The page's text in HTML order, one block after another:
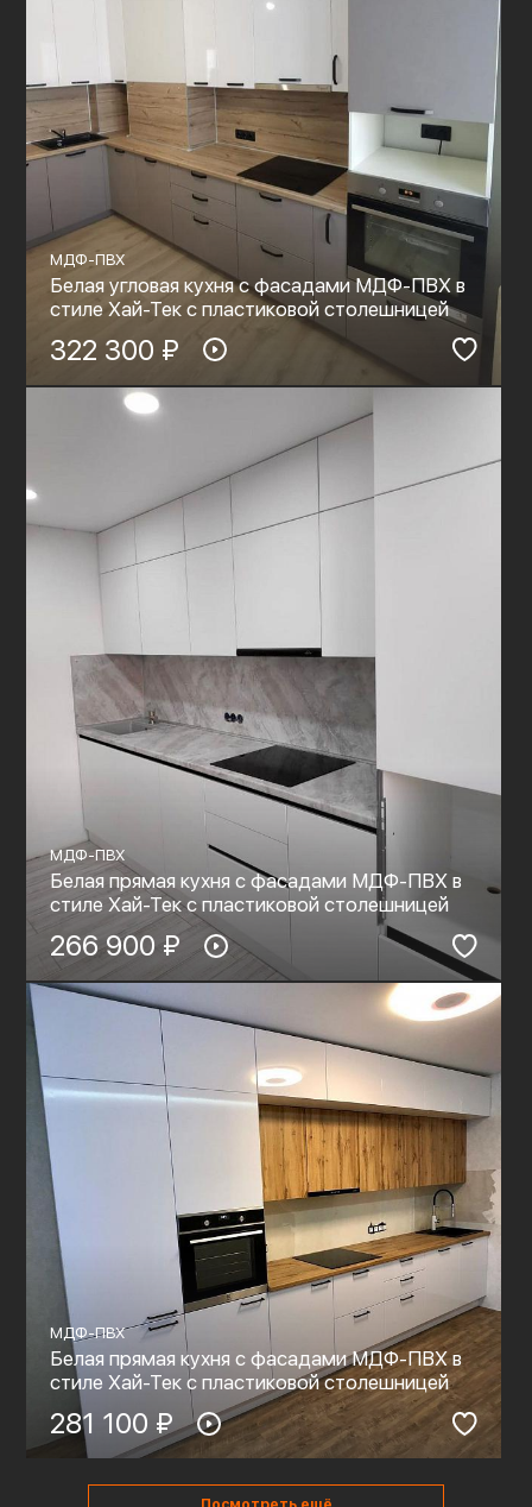
МДФ-ПВХ
Белая угловая кухня с фасадами МДФ-ПВХ в
стиле Хай-Тек с пластиковой столешницей
322 300 ₽
МДФ-ПВХ
Белая прямая кухня с фасадами МДФ-ПВХ в
стиле Хай-Тек с пластиковой столешницей
266 900 ₽
МДФ-ПВХ
Белая прямая кухня с фасадами МДФ-ПВХ в
стиле Хай-Тек с пластиковой столешницей
281 100 ₽